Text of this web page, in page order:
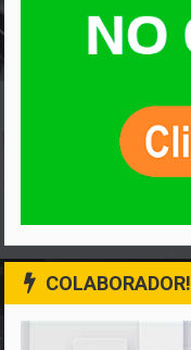
COLABORADOR!